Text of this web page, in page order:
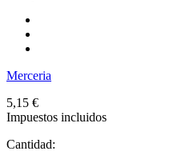
Merceria
5,15 €
Impuestos incluidos
Cantidad: